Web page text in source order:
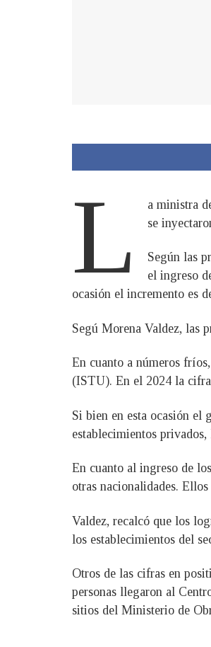
L
a ministra
se
Según las
el ingreso
ocasión el incremento es
Segú Morena Valdez, las
En cuanto a números
(ISTU). En el 2024 la
Si bien en esta ocasión
establecimientos
En cuanto al ingreso de
otras nacionalidades.
Valdez, recalcó que los
los establecimientos del
Otros de las cifras en
personas llegaron al
sitios del Ministerio de